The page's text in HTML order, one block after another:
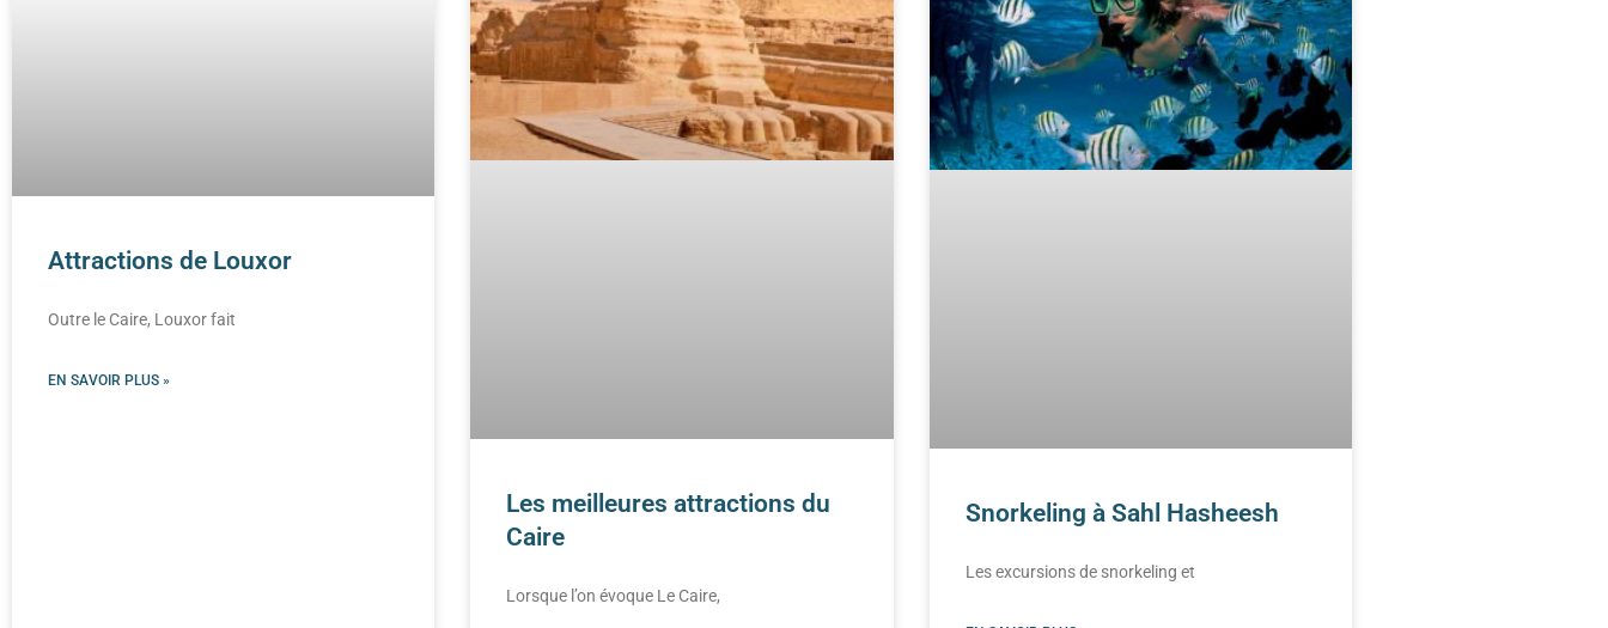
Attractions de Louxor
Outre le Caire, Louxor fait
EN SAVOIR PLUS »
Les meilleures attractions du
Caire
Lorsque l’on évoque Le Caire,
Snorkeling à Sahl Hasheesh
Les excursions de snorkeling et